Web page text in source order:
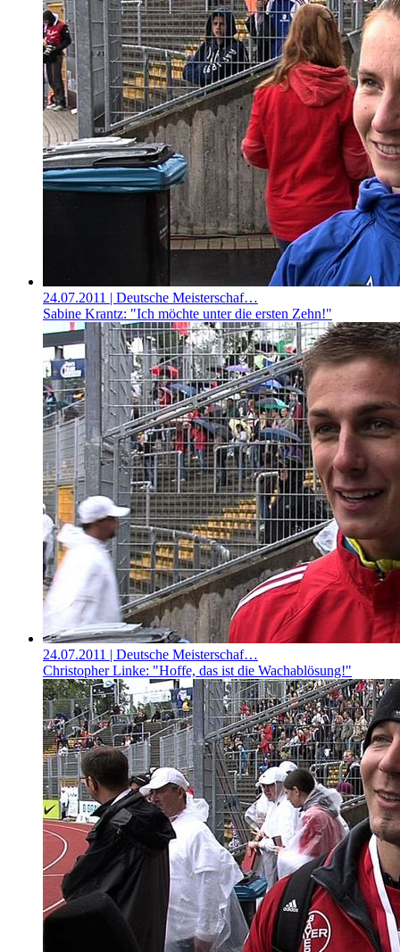
24.07.2011 | Deutsche Meisterschaf…
Sabine Krantz: "Ich möchte unter die ersten Zehn!"
24.07.2011 | Deutsche Meisterschaf…
Christopher Linke: "Hoffe, das ist die Wachablösung!"